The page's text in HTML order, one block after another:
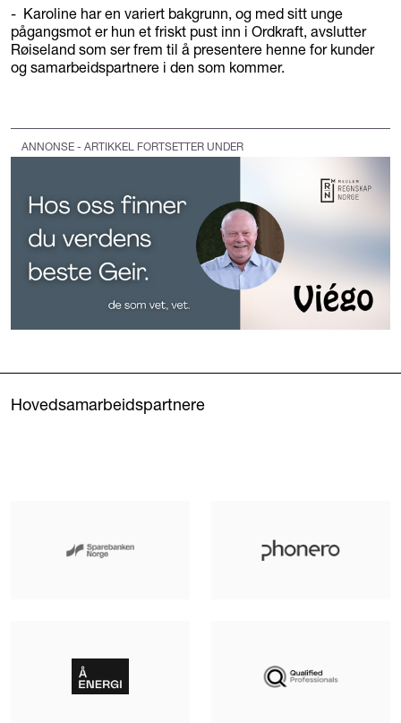
- Karoline har en variert bakgrunn, og med sitt unge
pågangsmot er hun et friskt pust inn i Ordkraft, avslutter
Røiseland som ser frem til å presentere henne for kunder
og samarbeidspartnere i den som kommer.
ANNONSE - ARTIKKEL FORTSETTER UNDER
Hovedsamarbeidspartnere